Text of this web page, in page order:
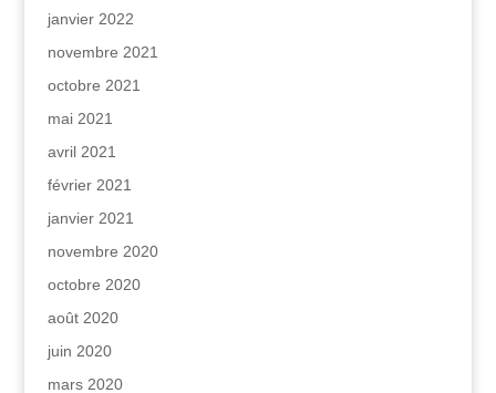
janvier 2022
novembre 2021
octobre 2021
mai 2021
avril 2021
février 2021
janvier 2021
novembre 2020
octobre 2020
août 2020
juin 2020
mars 2020